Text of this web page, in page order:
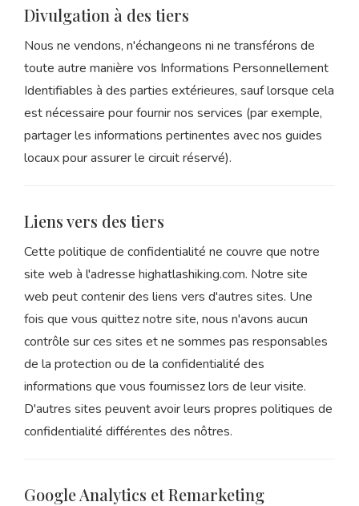
Divulgation à des tiers
Nous ne vendons, n'échangeons ni ne transférons de
toute autre manière vos Informations Personnellement
Identifiables à des parties extérieures, sauf lorsque cela
est nécessaire pour fournir nos services (par exemple,
partager les informations pertinentes avec nos guides
locaux pour assurer le circuit réservé).
Liens vers des tiers
Cette politique de confidentialité ne couvre que notre
site web à l'adresse highatlashiking.com. Notre site
web peut contenir des liens vers d'autres sites. Une
fois que vous quittez notre site, nous n'avons aucun
contrôle sur ces sites et ne sommes pas responsables
de la protection ou de la confidentialité des
informations que vous fournissez lors de leur visite.
D'autres sites peuvent avoir leurs propres politiques de
confidentialité différentes des nôtres.
Google Analytics et Remarketing